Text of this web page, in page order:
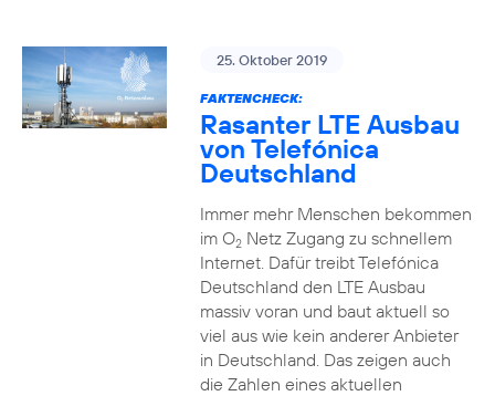
25. Oktober 2019
FAKTENCHECK:
Rasanter LTE Ausbau
von Telefónica
Deutschland
Immer mehr Menschen bekommen
im O2Netz Zugang zu schnellem
Internet. Dafür treibt Telefónica
Deutschland den LTE Ausbau
massiv voran und baut aktuell so
viel aus wie kein anderer Anbieter
in Deutschland. Das zeigen auch
die Zahlen eines aktuellen